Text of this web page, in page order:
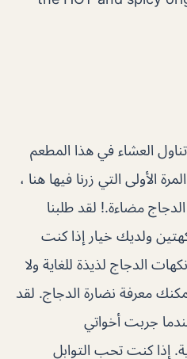
العشاء في هذا المطعم
الأولى التي زرنا فيها هنا ،
مضاءة.! لقد طلبنا
ولديك خيار إذا كنت
الدجاج لذيذة للغاية ولا
معرفة نضارة الدجاج. لقد
جربت أخواتي
إذا كنت تحب التوابل